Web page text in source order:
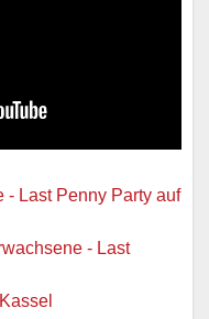
- Last Penny Party auf
- Last